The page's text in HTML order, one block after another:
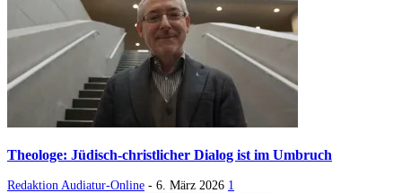
Theologe: Jüdisch-christlicher Dialog ist im Umbruch
Redaktion Audiatur-Online - 6. März 2026 1